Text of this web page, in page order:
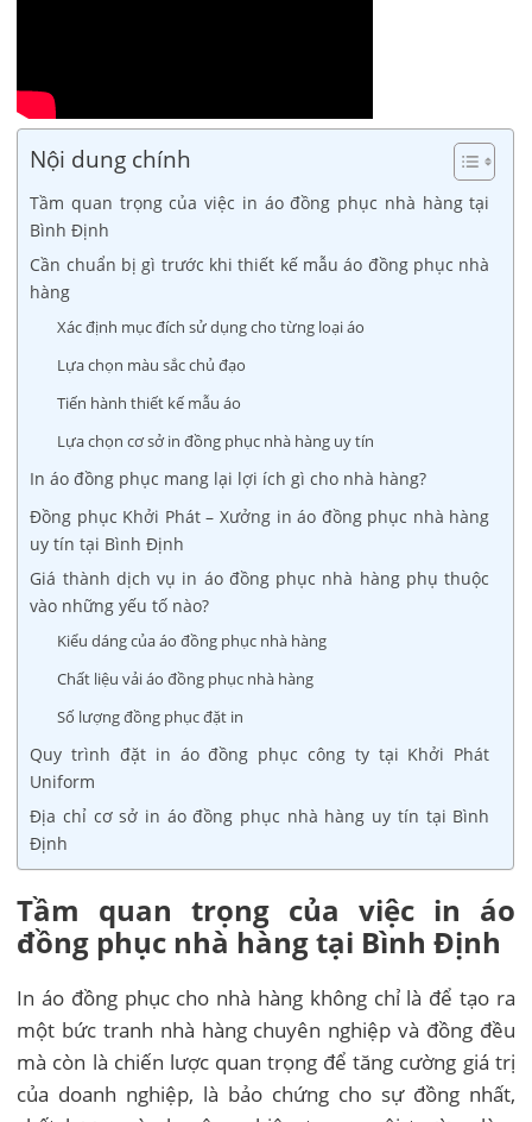
Nội dung chính
Tầm quan trọng của việc in áo đồng phục nhà hàng tại
Bình Định
Cần chuẩn bị gì trước khi thiết kế mẫu áo đồng phục nhà
hàng
Xác định mục đích sử dụng cho từng loại áo
Lựa chọn màu sắc chủ đạo
Tiến hành thiết kế mẫu áo
Lựa chọn cơ sở in đồng phục nhà hàng uy tín
In áo đồng phục mang lại lợi ích gì cho nhà hàng?
Đồng phục Khởi Phát – Xưởng in áo đồng phục nhà hàng
uy tín tại Bình Định
Giá thành dịch vụ in áo đồng phục nhà hàng phụ thuộc
vào những yếu tố nào?
Kiểu dáng của áo đồng phục nhà hàng
Chất liệu vải áo đồng phục nhà hàng
Số lượng đồng phục đặt in
Quy trình đặt in áo đồng phục công ty tại Khởi Phát
Uniform
Địa chỉ cơ sở in áo đồng phục nhà hàng uy tín tại Bình
Định
Tầm quan trọng của việc in áo
đồng phục nhà hàng tại Bình Định
In áo đồng phục cho nhà hàng không chỉ là để tạo ra
một bức tranh nhà hàng chuyên nghiệp và đồng đều
mà còn là chiến lược quan trọng để tăng cường giá trị
của doanh nghiệp, là bảo chứng cho sự đồng nhất,